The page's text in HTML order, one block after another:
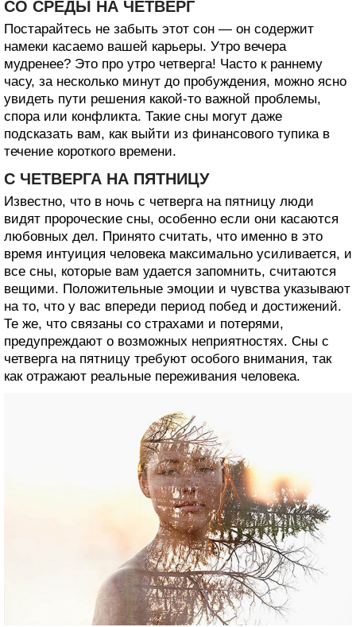
СО СРЕДЫ НА ЧЕТВЕРГ
Постарайтесь не забыть этот сон — он содержит
намеки касаемо вашей карьеры. Утро вечера
мудренее? Это про утро четверга! Часто к раннему
часу, за несколько минут до пробуждения, можно ясно
увидеть пути решения какой-то важной проблемы,
спора или конфликта. Такие сны могут даже
подсказать вам, как выйти из финансового тупика в
течение короткого времени.
С ЧЕТВЕРГА НА ПЯТНИЦУ
Известно, что в ночь с четверга на пятницу люди
видят пророческие сны, особенно если они касаются
любовных дел. Принято считать, что именно в это
время интуиция человека максимально усиливается, и
все сны, которые вам удается запомнить, считаются
вещими. Положительные эмоции и чувства указывают
на то, что у вас впереди период побед и достижений.
Те же, что связаны со страхами и потерями,
предупреждают о возможных неприятностях. Сны с
четверга на пятницу требуют особого внимания, так
как отражают реальные переживания человека.